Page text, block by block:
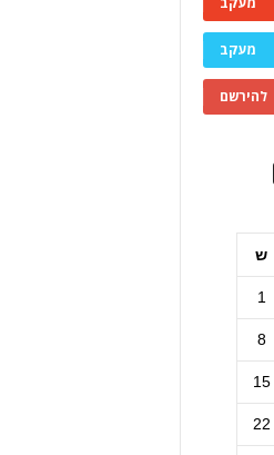
מעקב
להירשם
ש
1
8
15
22